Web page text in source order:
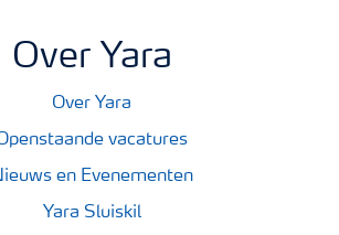
Over Yara
Over Yara
vacatures
en Evenementen
Yara Sluiskil